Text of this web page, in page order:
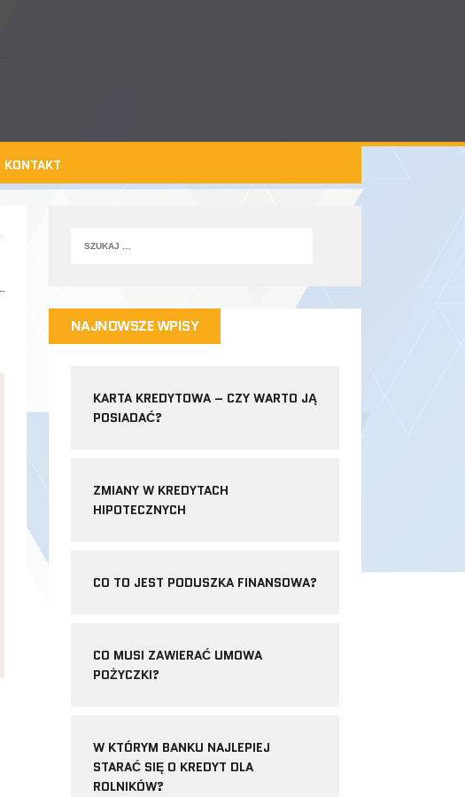
KONTAKT
NAJNOWSZE WPISY
KARTA KREDYTOWA – CZY WARTO JĄ
POSIADAĆ?
ZMIANY W KREDYTACH
HIPOTECZNYCH
CO TO JEST PODUSZKA FINANSOWA?
CO MUSI ZAWIERAĆ UMOWA
POŻYCZKI?
W KTÓRYM BANKU NAJLEPIEJ
STARAĆ SIĘ O KREDYT DLA
ROLNIKÓW?